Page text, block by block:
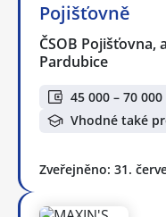
Pojišťovně
ČSOB Pojišťovna,
Pardubice
45 000 – 70 000
Vhodné také
Zveřejněno: 31.